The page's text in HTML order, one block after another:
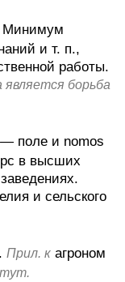
Минимум
и т. п.,
работы.
является борьба
— поле и nomos
в высших
и сельского
Прил. к агроном